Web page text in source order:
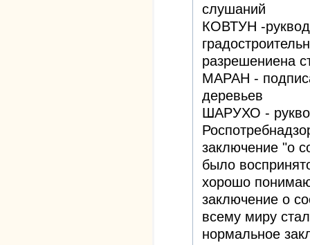
слушаний
КОВТУН -
разрешениена
МАРАН -
деревьев
ШАРУХО -
заключение "о
было
хорошо
заключение о
всему миру
нормальное